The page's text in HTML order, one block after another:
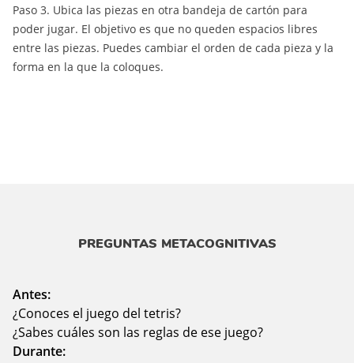
Paso 3. Ubica las piezas en otra bandeja de cartón para
poder jugar. El objetivo es que no queden espacios libres
entre las piezas. Puedes cambiar el orden de cada pieza y la
forma en la que la coloques.
PREGUNTAS METACOGNITIVAS
Antes:
¿Conoces el juego del tetris?
¿Sabes cuáles son las reglas de ese juego?
Durante: